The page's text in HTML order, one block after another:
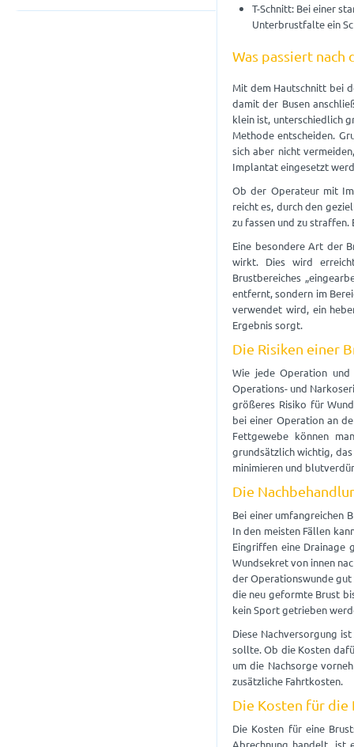
T-Schnitt: Bei einer
Unterbrustfalte ein
Was passiert nach
Mit dem Hautschnitt bei
damit der Busen
klein ist, unterschiedlich
Methode entscheiden.
sich aber nicht
Implantat eingesetzt
Ob der Operateur mit
reicht es, durch den
zu fassen und zu
Eine besondere Art der
wirkt. Dies wird
Brustbereiches
entfernt, sondern im
verwendet wird, ein
Ergebnis sorgt.
Die Risiken einer
Wie jede Operation
Operations- und
größeres Risiko für
bei einer Operation an
Fettgewebe können
grundsätzlich wichtig,
minimieren und
Die
Bei einer umfangreichen
In den meisten Fällen
Eingriffen eine Drainage
Wundsekret von innen
der Operationswunde
die neu geformte Brust
kein Sport getrieben
Diese Nachversorgung
sollte. Ob die Kosten
um die Nachsorge
zusätzliche Fahrtkosten.
Die Kosten für
Die Kosten für eine
Abrechnung handelt, ist